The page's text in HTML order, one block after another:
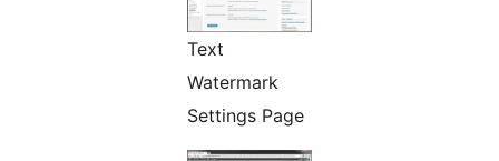
Text
Watermark
Settings Page